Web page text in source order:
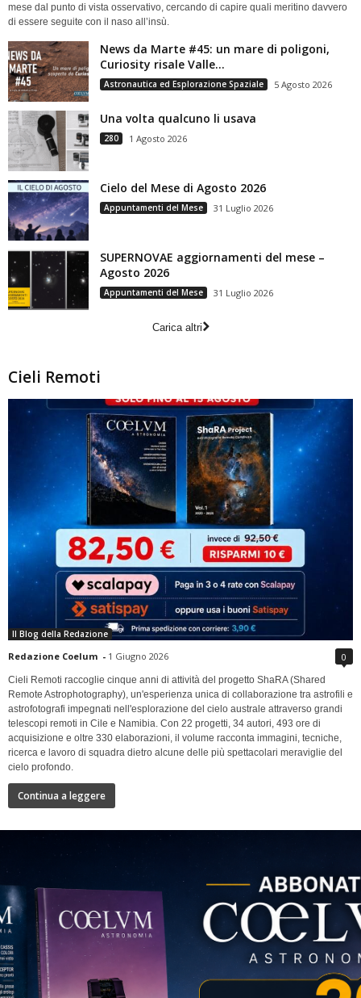
mese dal punto di vista osservativo, cercando di capire quali meritino davvero
di essere seguite con il naso all’insù.
News da Marte #45: un mare di poligoni,
Curiosity risale Valle...
Astronautica ed Esplorazione Spaziale 5 Agosto 2026
Una volta qualcuno li usava
280 1 Agosto 2026
Cielo del Mese di Agosto 2026
Appuntamenti del Mese 31 Luglio 2026
SUPERNOVAE aggiornamenti del mese –
Agosto 2026
Appuntamenti del Mese 31 Luglio 2026
Carica altri
Cieli Remoti
Il Blog della Redazione
Redazione Coelum - 1 Giugno 2026 0
Cieli Remoti raccoglie cinque anni di attività del progetto ShaRA (Shared
Remote Astrophotography), un'esperienza unica di collaborazione tra astrofili e
astrofotografi impegnati nell'esplorazione del cielo australe attraverso grandi
telescopi remoti in Cile e Namibia. Con 22 progetti, 34 autori, 493 ore di
acquisizione e oltre 330 elaborazioni, il volume racconta immagini, tecniche,
ricerca e lavoro di squadra dietro alcune delle più spettacolari meraviglie del
cielo profondo.
Continua a leggere